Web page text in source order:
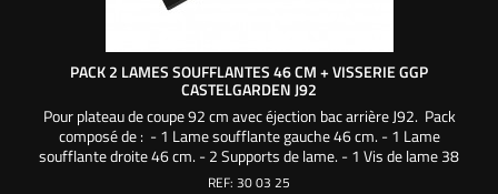
PACK 2 LAMES SOUFFLANTES 46 CM + VISSERIE GGP
CASTELGARDEN J92
Pour plateau de coupe 92 cm avec éjection bac arrière J92. Pack
composé de : - 1 Lame soufflante gauche 46 cm. - 1 Lame
soufflante droite 46 cm. - 2 Supports de lame. - 1 Vis de lame 38
mm pas à gauche. - 1 Vis de lame 38 mm pas à droite. - 2 Rondelles
REF: 30 03 25